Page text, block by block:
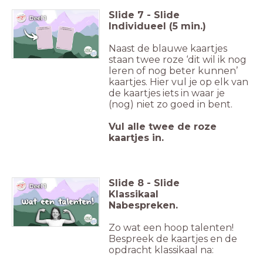
Slide 7 - Slide
Individueel (5 min.)
Naast de blauwe kaartjes
staan twee roze ‘dit wil ik nog
leren of nog beter kunnen’
kaartjes. Hier vul je op elk van
de kaartjes iets in waar je
(nog) niet zo goed in bent.
Vul alle twee de roze
kaartjes in.
Slide 8 - Slide
Klassikaal
Nabespreken.
Zo wat een hoop talenten!
Bespreek de kaartjes en de
opdracht klassikaal na: